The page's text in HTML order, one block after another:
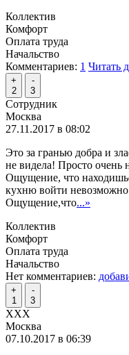
Коллектив
Комфорт
Оплата труда
Начальство
Комментариев: 1 Читать
+
2
-
3
Сотрудник
Москва
27.11.2017 в 08:02
Это за гранью добра и
не видела! Просто очень
Ощущение, что
кухню войти
Ощущение,что...»
Коллектив
Комфорт
Оплата труда
Начальство
Нет комментариев:
+
1
-
3
XXX
Москва
07.10.2017 в 06:39